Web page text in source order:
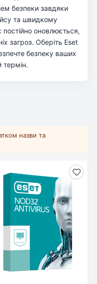
безпеки завдяки
та швидкому
оновлюється,
загроз. Оберіть Eset
безпеку ваших
термін.
назви та